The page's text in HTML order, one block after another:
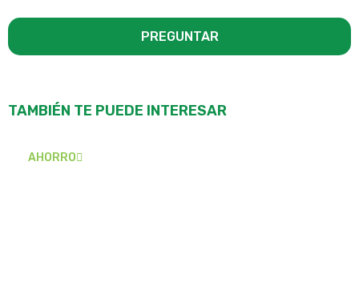
PREGUNTAR
TAMBIÉN TE PUEDE INTERESAR
AHORRO